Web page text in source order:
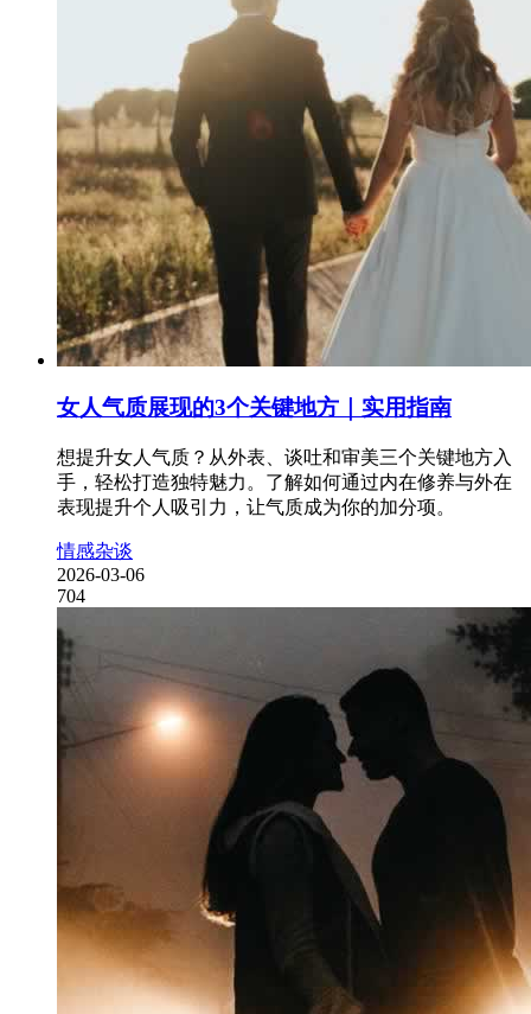
女人气质展现的3个关键地方｜实用指南
想提升女人气质？从外表、谈吐和审美三个关键地方入
手，轻松打造独特魅力。了解如何通过内在修养与外在
表现提升个人吸引力，让气质成为你的加分项。
情感杂谈
2026-03-06
704